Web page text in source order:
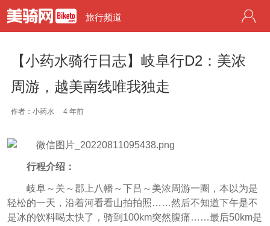
旅行频道
【小药水骑行日志】岐阜行D2：美浓
周游，越美南线唯我独走
作者：小药水 4 年前
行程介绍：
岐阜～关～郡上八幡～下吕～美浓周游一圈，本以为是
轻松的一天，沿着河看看山拍拍照……然后不知道下午是不
是冰的饮料喝太快了，骑到100km突然腹痛……最后50km是